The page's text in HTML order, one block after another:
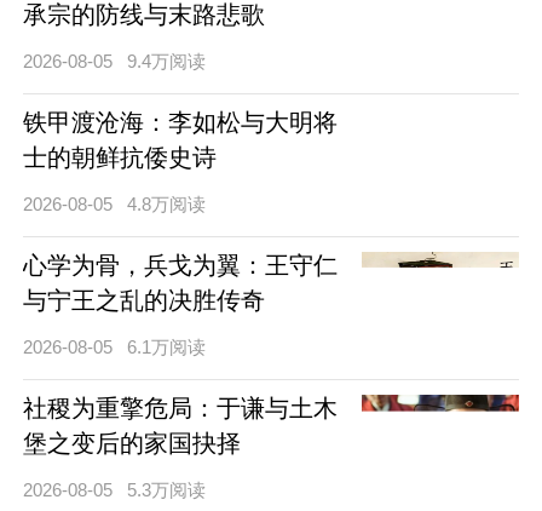
承宗的防线与末路悲歌
2026-08-05 9.4万阅读
铁甲渡沧海：李如松与大明将
士的朝鲜抗倭史诗
2026-08-05 4.8万阅读
心学为骨，兵戈为翼：王守仁
与宁王之乱的决胜传奇
2026-08-05 6.1万阅读
社稷为重擎危局：于谦与土木
堡之变后的家国抉择
2026-08-05 5.3万阅读